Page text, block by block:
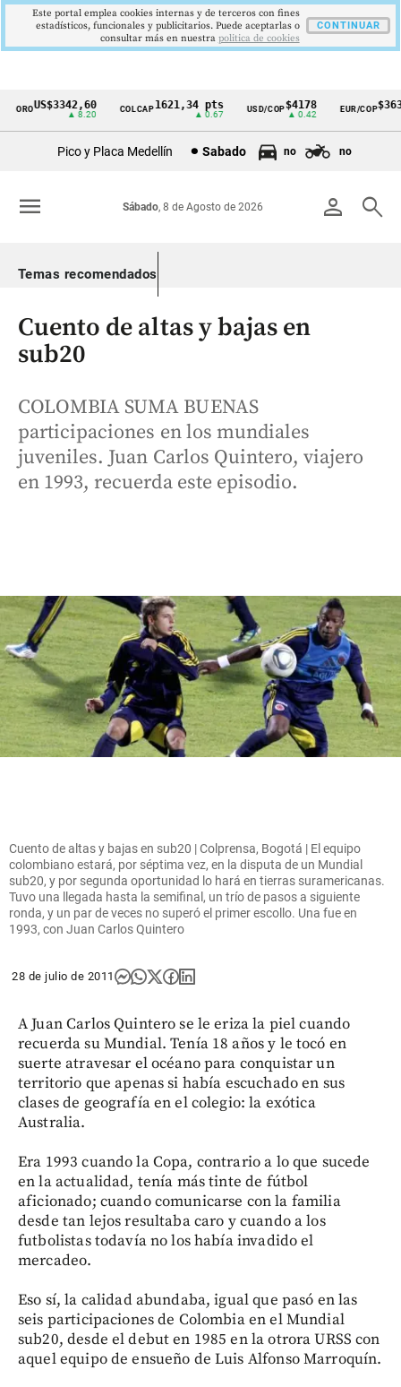
Cintillo
Colombia
OROUS$3342,60
▲ 8.20
COLCAP1621,34 pts
▲ 0.67
USD/COP$4178
▲ 0.42
EUR/COP$3639
Pico y Placa Medellín Sabado no no
person search
Sábado, 8 de Agosto de 2026
menu
Temas recomendados
Cuento de altas y bajas en
sub20
COLOMBIA SUMA BUENAS
participaciones en los mundiales
juveniles. Juan Carlos Quintero, viajero
en 1993, recuerda este episodio.
Cuento de altas y bajas en sub20 | Colprensa, Bogotá | El equipo
colombiano estará, por séptima vez, en la disputa de un Mundial
sub20, y por segunda oportunidad lo hará en tierras suramericanas.
Tuvo una llegada hasta la semifinal, un trío de pasos a siguiente
ronda, y un par de veces no superó el primer escollo. Una fue en
1993, con Juan Carlos Quintero
28 de julio de 2011
A Juan Carlos Quintero se le eriza la piel cuando
recuerda su Mundial. Tenía 18 años y le tocó en
suerte atravesar el océano para conquistar un
territorio que apenas si había escuchado en sus
clases de geografía en el colegio: la exótica
Australia.
Era 1993 cuando la Copa, contrario a lo que sucede
en la actualidad, tenía más tinte de fútbol
aficionado; cuando comunicarse con la familia
desde tan lejos resultaba caro y cuando a los
futbolistas todavía no los había invadido el
mercadeo.
Eso sí, la calidad abundaba, igual que pasó en las
seis participaciones de Colombia en el Mundial
sub20, desde el debut en 1985 en la otrora URSS con
aquel equipo de ensueño de Luis Alfonso Marroquín.
Este portal emplea cookies internas y de terceros con fines
estadísticos, funcionales y publicitarios. Puede aceptarlas o
consultar más en nuestra politica de cookies
CONTINUAR